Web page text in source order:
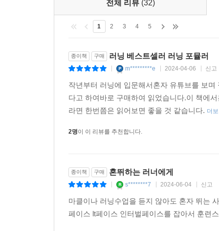
전체 리뷰 (32)
1 2 3 4 5
종이책 구매 러닝 베스트셀러 러닝 포뮬러
m*********e 2024-04-06 신고
작년부터 러닝에 입문해서혼자 유튜브를 보
다고 하여바로 구매하여 읽었습니다.이 책에
라면 한번쯤은 읽어보면 좋을 것 같습니다. 더
2명이 이 리뷰를 추천합니다.
종이책 구매 혼뛰하는 러너에게
s********7 2024-06-04 신고
마클이나 러닝수업을 듣지 않아도 혼자 뛰는
페이스 lt페이스 인터벌페이스를 잡아서 훈련